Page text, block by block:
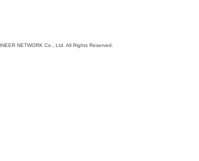
NETWORK Co., Ltd. All Rights Reserved.